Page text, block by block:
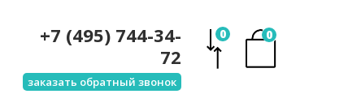
0
0
+7 (495) 744-34-
72
заказать обратный звонок